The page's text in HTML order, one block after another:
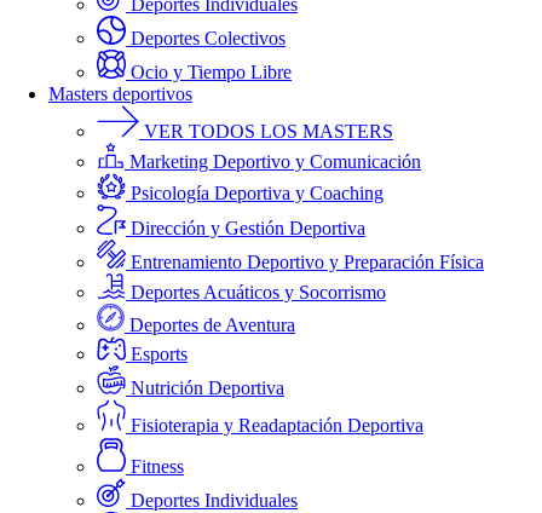
Deportes Individuales
Deportes Colectivos
Ocio y Tiempo Libre
Masters deportivos
VER TODOS LOS MASTERS
Marketing Deportivo y Comunicación
Psicología Deportiva y Coaching
Dirección y Gestión Deportiva
Entrenamiento Deportivo y Preparación Física
Deportes Acuáticos y Socorrismo
Deportes de Aventura
Esports
Nutrición Deportiva
Fisioterapia y Readaptación Deportiva
Fitness
Deportes Individuales